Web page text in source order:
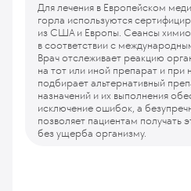
Для лечения в Европейском
горла используются
из США и Европы. Сеансы
в соответствии с
Врач отслеживает реакцию
на тот или иной препарат и при
подбирает альтернативный
назначений и их выполнения
исключение ошибок, а
позволяет пациентам получать
без ущерба организму.